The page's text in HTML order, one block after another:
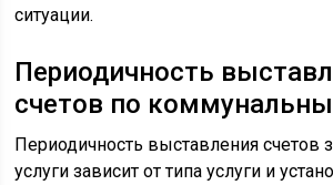
ситуации.
Периодичность
счетов по
Периодичность выставления счетов
услуги зависит от типа услуги и